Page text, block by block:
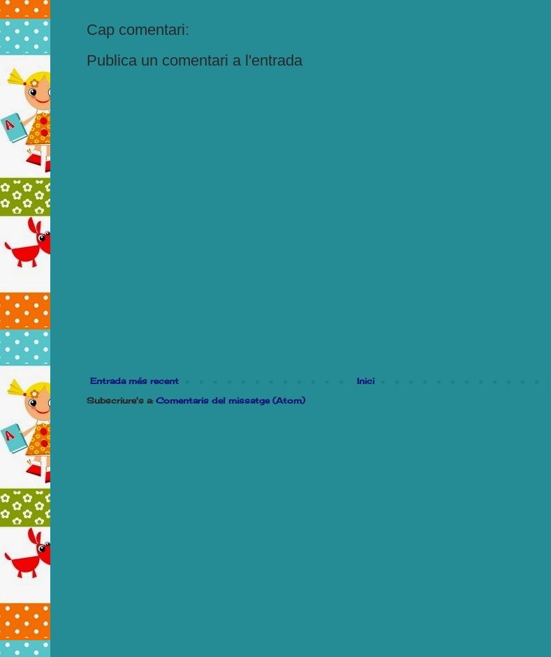
Cap comentari:
Publica un comentari a l'entrada
Entrada més recent
Inici
Subscriure's a: Comentaris del missatge (Atom)